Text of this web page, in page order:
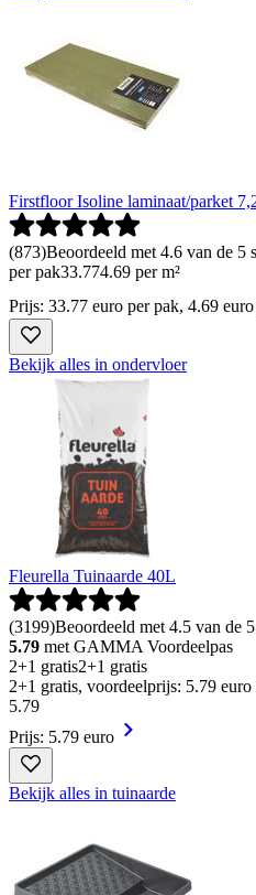
Firstfloor Isoline laminaat/parket
(873)Beoordeeld met 4.6 van de 5
per pak33.774.69 per m²
Prijs: 33.77 euro per pak, 4.69
Bekijk alles in ondervloer
Fleurella Tuinaarde 40L
(3199)Beoordeeld met 4.5 van de
5.79 met GAMMA Voordeelpas
2+1 gratis2+1 gratis
2+1 gratis, voordeelprijs: 5.79
5.79
Prijs: 5.79 euro
Bekijk alles in tuinaarde